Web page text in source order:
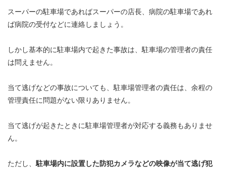
スーパーの駐車場であればスーパーの店長、病院の駐車場であれ
ば病院の受付などに連絡しましょう。
しかし基本的に駐車場内で起きた事故は、駐車場の管理者の責任
は問えません。
当て逃げなどの事故についても、駐車場管理者の責任は、余程の
管理責任に問題がない限りありません。
当て逃げが起きたときに駐車場管理者が対応する義務もありませ
ん。
ただし、駐車場内に設置した防犯カメラなどの映像が当て逃げ犯